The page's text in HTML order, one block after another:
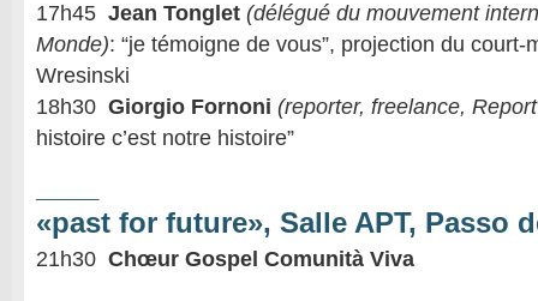
17h45 Jean Tonglet (délégué du mouvement
Monde): “je témoigne de vous”, projection du court-
Wresinski
18h30 Giorgio Fornoni (reporter, freelance,
histoire c’est notre histoire”
«past for future», Salle APT, Passo
21h30 Chœur Gospel Comunità Viva